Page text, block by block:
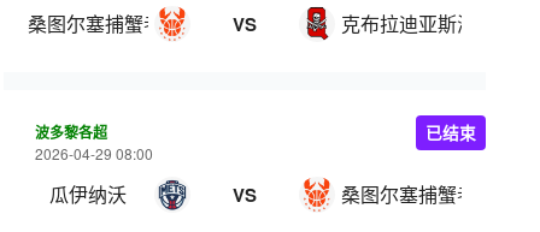
桑图尔塞捕蟹者 VS 克布拉迪亚斯海盗
波多黎各超
2026-04-29 08:00
瓜伊纳沃 VS 桑图尔塞捕蟹者
已结束